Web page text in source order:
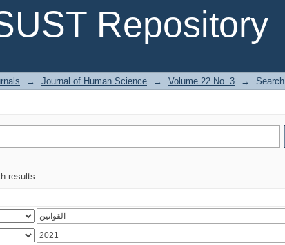
Repository
→ Journal of Human Science → Volume 22 No. 3 →
Search
results.